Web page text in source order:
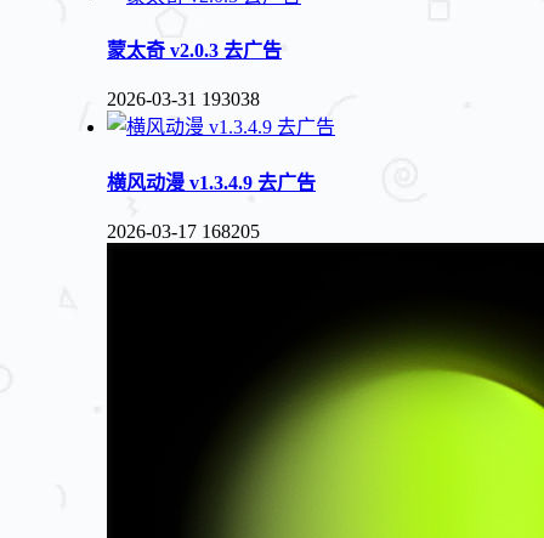
蒙太奇 v2.0.3 去广告
2026-03-31 193038
横风动漫 v1.3.4.9 去广告
2026-03-17 168205